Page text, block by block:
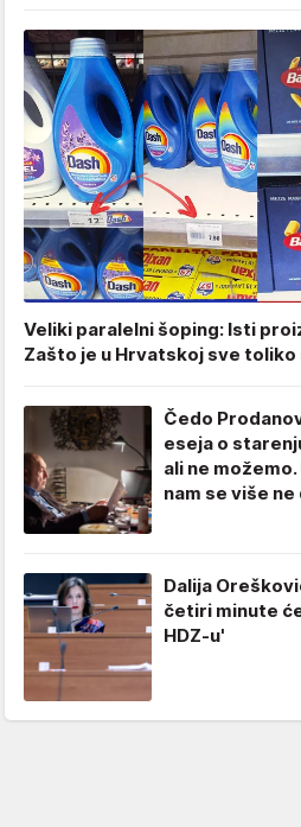
Veliki paralelni šoping: Isti
Zašto je u Hrvatskoj sve toliko
Čedo
eseja o
ali ne
nam se više ne
Dalija
četiri minute
HDZ-u'